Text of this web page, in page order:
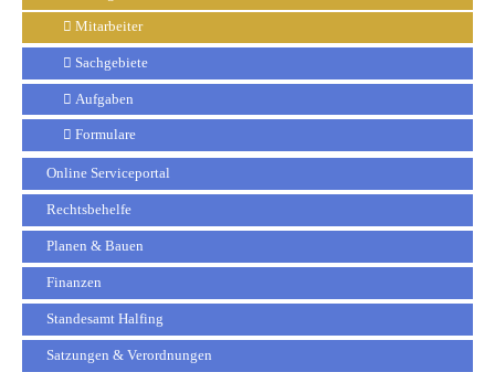
Mitarbeiter
Sachgebiete
Aufgaben
Formulare
Online Serviceportal
Rechtsbehelfe
Planen & Bauen
Finanzen
Standesamt Halfing
Satzungen & Verordnungen